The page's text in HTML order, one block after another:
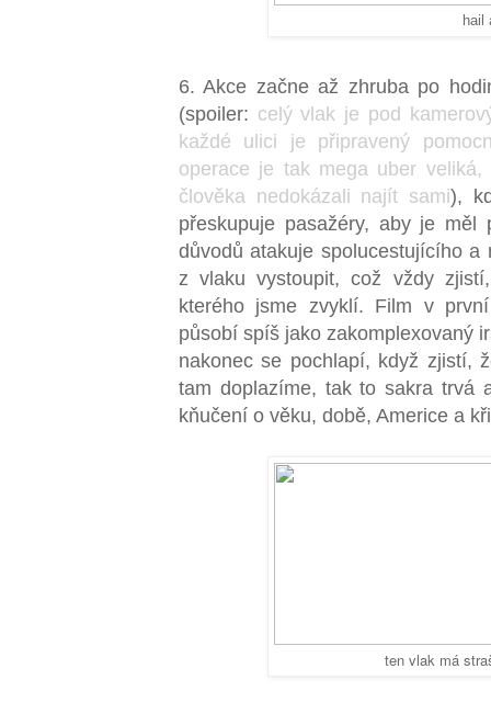
hail
6. Akce začne až zhruba po
(spoiler: celý vlak je pod
každé ulici je připravený
operace je tak mega uber
člověka nedokázali najít sami),
přeskupuje pasažéry, aby je měl
důvodů atakuje spolucestujícího
z vlaku vystoupit, což vždy
kterého jsme zvyklí. Film v
působí spíš jako zakomplexovaný
nakonec se pochlapí, když zjistí,
tam doplazíme, tak to sakra trvá
kňučení o věku, době, Americe a
ten vlak má